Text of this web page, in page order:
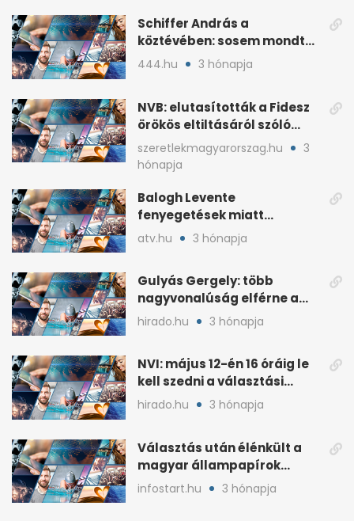
Schiffer András a
köztévében: sosem mondta,
ki fog nyerni
444.hu 3 hónapja
NVB: elutasították a Fidesz
örökös eltiltásáról szóló
népszavazást
szeretlekmagyarorszag.hu
3
hónapja
Balogh Levente
fenyegetések miatt
lemondta erdélyi előadás-
atv.hu 3 hónapja
Gulyás Gergely: több
nagyvonalúság elférne a
kétharmados győztesekben
hirado.hu 3 hónapja
NVI: május 12-én 16 óráig le
kell szedni a választási
plakátokat
hirado.hu 3 hónapja
Választás után élénkült a
magyar állampapírok
lakossági értékesítése
infostart.hu 3 hónapja